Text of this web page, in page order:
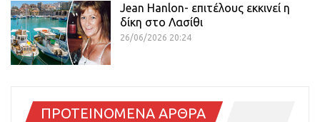
Jean Hanlon- επιτέλους εκκινεί η
δίκη στο Λασίθι
26/06/2026 20:24
ΠΡΟΤΕΙΝΟΜΕΝΑ ΑΡΘΡΑ